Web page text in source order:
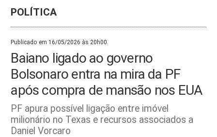
POLÍTICA
Publicado em 16/05/2026 às 20h00.
Baiano ligado ao governo
Bolsonaro entra na mira da PF
após compra de mansão nos EUA
PF apura possível ligação entre imóvel
milionário no Texas e recursos associados a
Daniel Vorcaro